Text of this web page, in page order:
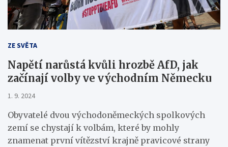
ZE SVĚTA
Napětí narůstá kvůli hrozbě AfD, jak
začínají volby ve východním Německu
1. 9. 2024
Obyvatelé dvou východoněmeckých spolkových
zemí se chystají k volbám, které by mohly
znamenat první vítězství krajně pravicové strany